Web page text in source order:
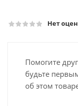
Нет
Помогите
будьте
об этом